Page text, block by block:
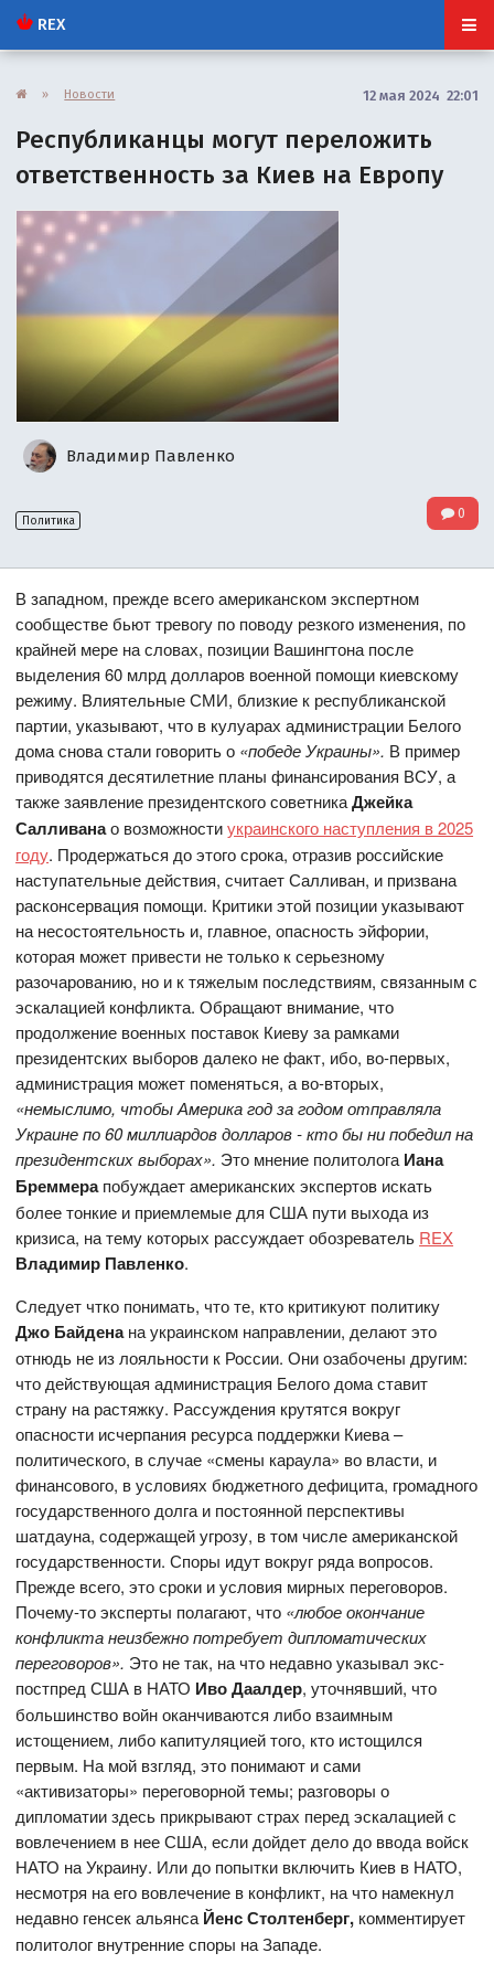
REX
» Новости 12 мая 2024 22:01
Республиканцы могут переложить
ответственность за Киев на Европу
Владимир Павленко
Политика 0
В западном, прежде всего американском экспертном
сообществе бьют тревогу по поводу резкого изменения, по
крайней мере на словах, позиции Вашингтона после
выделения 60 млрд долларов военной помощи киевскому
режиму. Влиятельные СМИ, близкие к республиканской
партии, указывают, что в кулуарах администрации Белого
дома снова стали говорить о «победе Украины». В пример
приводятся десятилетние планы финансирования ВСУ, а
также заявление президентского советникаДжейка
Салливанао возможностиукраинского наступления в 2025
году. Продержаться до этого срока, отразив российские
наступательные действия, считает Салливан, и призвана
расконсервация помощи. Критики этой позиции указывают
на несостоятельность и, главное, опасность эйфории,
которая может привести не только к серьезному
разочарованию, но и к тяжелым последствиям, связанным с
эскалацией конфликта. Обращают внимание, что
продолжение военных поставок Киеву за рамками
президентских выборов далеко не факт, ибо, во-первых,
администрация может поменяться, а во-вторых,
«немыслимо, чтобы Америка год за годом отправляла
Украине по 60 миллиардов долларов - кто бы ни победил на
президентских выборах». Это мнение политолога Иана
Бреммерапобуждает американских экспертов искать
более тонкие и приемлемые для США пути выхода из
кризиса, на тему которых рассуждает обозреватель REX
Владимир Павленко.
Следует чтко понимать, что те, кто критикуют политику
Джо Байденана украинском направлении, делают это
отнюдь не из лояльности к России. Они озабочены другим:
что действующая администрация Белого дома ставит
страну на растяжку. Рассуждения крутятся вокруг
опасности исчерпания ресурса поддержки Киева –
политического, в случае «смены караула» во власти, и
финансового, в условиях бюджетного дефицита, громадного
государственного долга и постоянной перспективы
шатдауна, содержащей угрозу, в том числе американской
государственности. Споры идут вокруг ряда вопросов.
Прежде всего, это сроки и условия мирных переговоров.
Почему-то эксперты полагают, что «любое окончание
конфликта неизбежно потребует дипломатических
переговоров». Это не так, на что недавно указывал экс-
постпред США в НАТО Иво Даалдер, уточнявший, что
большинство войн оканчиваются либо взаимным
истощением, либо капитуляцией того, кто истощился
первым. На мой взгляд, это понимают и сами
«активизаторы» переговорной темы; разговоры о
дипломатии здесь прикрывают страх перед эскалацией с
вовлечением в нее США, если дойдет дело до ввода войск
НАТО на Украину. Или до попытки включить Киев в НАТО,
несмотря на его вовлечение в конфликт, на что намекнул
недавно генсек альянса Йенс Столтенберг, комментирует
политолог внутренние споры на Западе.